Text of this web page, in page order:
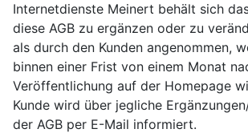
Internetdienste Meinert behält sich
diese AGB zu ergänzen oder zu
als durch den Kunden angenommen,
binnen einer Frist von einem Monat
Veröffentlichung auf der Homepage
Kunde wird über jegliche
der AGB per E-Mail informiert.